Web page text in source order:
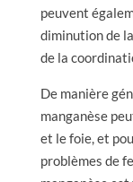
peuvent
diminution de
de la
De manière
manganèse
et le foie, et
problèmes de